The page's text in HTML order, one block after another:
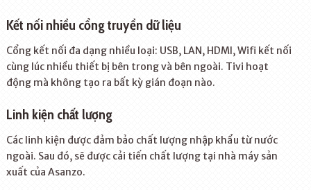
Kết nối nhiều cổng truyền dữ liệu
Cổng kết nối đa dạng nhiều loại: USB, LAN, HDMI, Wifi kết nối
cùng lúc nhiều thiết bị bên trong và bên ngoài. Tivi hoạt
động mà không tạo ra bất kỳ gián đoạn nào.
Linh kiện chất lượng
Các linh kiện được đảm bảo chất lượng nhập khẩu từ nước
ngoài. Sau đó, sẽ được cải tiến chất lượng tại nhà máy sản
xuất của Asanzo.